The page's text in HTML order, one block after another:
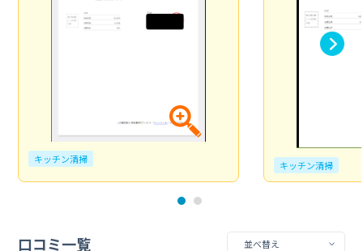
キッチン清掃 キッチン清掃
口コミ一覧